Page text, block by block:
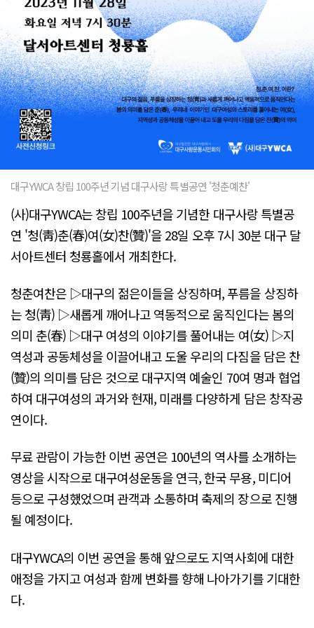
대구YWCA 창립 100주년 기념 대구사랑 특별공연 '청춘예찬'
(사)대구YWCA는 창립 100주년을 기념한 대구사랑 특별공
연 '청(靑)춘(春)여(女)찬(贊)'을 28일 오후 7시 30분 대구 달
서아트센터 청룡홀에서 개최한다.
청춘여찬은 ▷대구의 젊은이들을 상징하며, 푸름을 상징하
는 청(靑) ▷새롭게 깨어나고 역동적으로 움직인다는 봄의
의미 춘(春) ▷대구 여성의 이야기를 풀어내는 여(女) ▷지
역성과 공동체성을 이끌어내고 도울 우리의 다짐을 담은 찬
(贊)의 의미를 담은 것으로 대구지역 예술인 70여 명과 협업
하여 대구여성의 과거와 현재, 미래를 다양하게 담은 창작공
연이다.
무료 관람이 가능한 이번 공연은 100년의 역사를 소개하는
영상을 시작으로 대구여성운동을 연극, 한국 무용, 미디어
등으로 구성했었으며 관객과 소통하며 축제의 장으로 진행
될 예정이다.
대구YWCA의 이번 공연을 통해 앞으로도 지역사회에 대한
애정을 가지고 여성과 함께 변화를 향해 나아가기를 기대한
다.